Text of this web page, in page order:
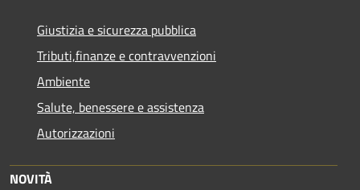
Giustizia e sicurezza pubblica
Tributi,finanze e contravvenzioni
Ambiente
Salute, benessere e assistenza
Autorizzazioni
NOVITÀ